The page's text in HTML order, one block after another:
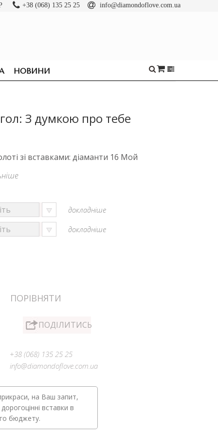
+38 (068) 135 25 25 info@diamondoflove.com.ua
ОБРУЧКИКАБЛУЧКИ
НОВИНИ
З думкою про тебе
зі вставками: діаманти 16 Мой
докладніше
докладніше
ПОРІВНЯТИ
ПОДІЛИТИСЬ
+38 (068) 135 25 25
info@diamondoflove.com.ua
на Ваш запит,
вставки в
бюджету.